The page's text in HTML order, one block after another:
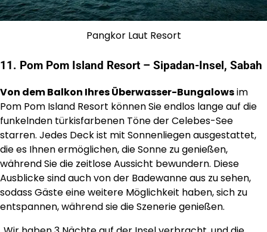
Pangkor Laut Resort
11. Pom Pom Island Resort – Sipadan-Insel, Sabah
Von dem Balkon Ihres Überwasser-Bungalowsim
Pom Pom Island Resort können Sie endlos lange auf die
funkelnden türkisfarbenen Töne der Celebes-See
starren. Jedes Deck ist mit Sonnenliegen ausgestattet,
die es Ihnen ermöglichen, die Sonne zu genießen,
während Sie die zeitlose Aussicht bewundern. Diese
Ausblicke sind auch von der Badewanne aus zu sehen,
sodass Gäste eine weitere Möglichkeit haben, sich zu
entspannen, während sie die Szenerie genießen.